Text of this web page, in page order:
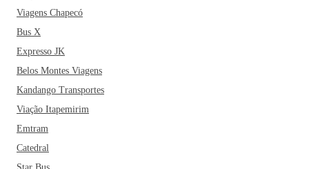
Viagens Chapecó
Bus X
Expresso JK
Belos Montes Viagens
Kandango Transportes
Viação Itapemirim
Emtram
Catedral